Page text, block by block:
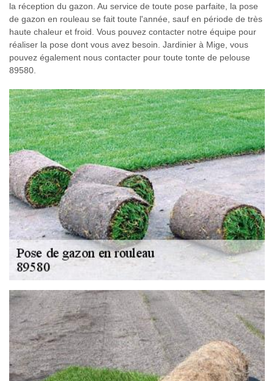
la réception du gazon. Au service de toute pose parfaite, la pose
de gazon en rouleau se fait toute l'année, sauf en période de très
haute chaleur et froid. Vous pouvez contacter notre équipe pour
réaliser la pose dont vous avez besoin. Jardinier à Mige, vous
pouvez également nous contacter pour toute tonte de pelouse
89580.